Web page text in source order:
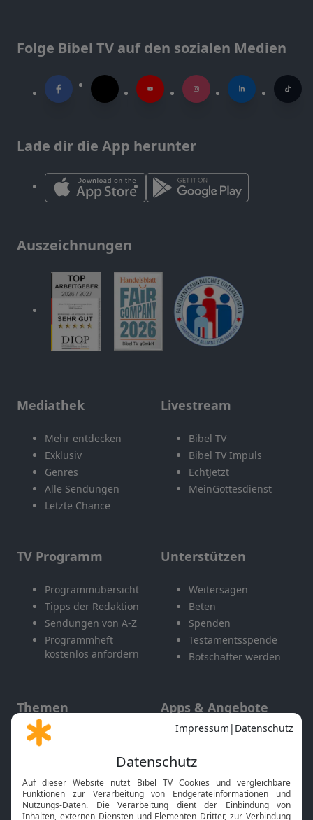
Folge Bibel TV auf den sozialen Medien
Lade dir die App herunter
Auszeichnungen
Mediathek
Mehr entdecken
Exklusiv
Genres
Alle Sendungen
Letzte Chance
Livestream
Bibel TV
Bibel TV Impuls
EchtJetzt
MeinGottesdienst
TV Programm
Programmübersicht
Tipps der Redaktion
Sendungen von A-Z
Programmheft
kostenlos anfordern
Unterstützen
Weitersagen
Beten
Spenden
Testamentsspende
Botschafter werden
Themen
Gott und Bibel erklärt
Neuigkeiten
Apps & Angebote
Mobile App
Smart TV
HbbTV